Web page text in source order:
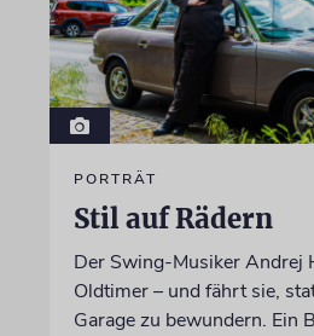
PORTRÄT
Stil auf Rädern
Der Swing-Musiker Andrej
Oldtimer – und fährt sie,
Garage zu bewundern. Ein